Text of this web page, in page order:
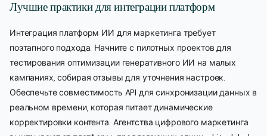
Лучшие практики для интеграции платформ
Интеграция платформ ИИ для маркетинга требует
поэтапного подхода. Начните с пилотных проектов для
тестирования оптимизации генеративного ИИ на малых
кампаниях, собирая отзывы для уточнения настроек.
Обеспечьте совместимость API для синхронизации данных в
реальном времени, которая питает динамические
корректировки контента. Агентства цифрового маркетинга